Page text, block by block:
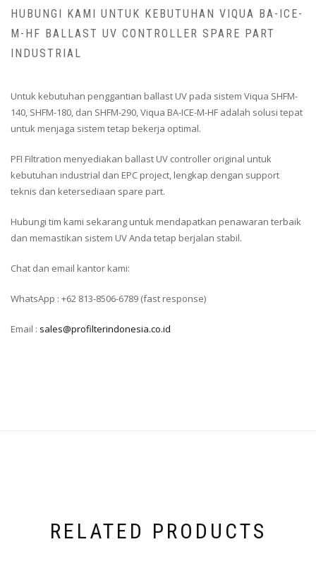
HUBUNGI KAMI UNTUK KEBUTUHAN VIQUA BA-ICE-
M-HF BALLAST UV CONTROLLER SPARE PART
INDUSTRIAL
Untuk kebutuhan penggantian ballast UV pada sistem Viqua SHFM-
140, SHFM-180, dan SHFM-290, Viqua BA-ICE-M-HF adalah solusi tepat
untuk menjaga sistem tetap bekerja optimal.
PFI Filtration menyediakan ballast UV controller original untuk
kebutuhan industrial dan EPC project, lengkap dengan support
teknis dan ketersediaan spare part.
Hubungi tim kami sekarang untuk mendapatkan penawaran terbaik
dan memastikan sistem UV Anda tetap berjalan stabil.
Chat dan email kantor kami:
WhatsApp : +62 813-8506-6789 (fast response)
Email : sales@profilterindonesia.co.id
RELATED PRODUCTS